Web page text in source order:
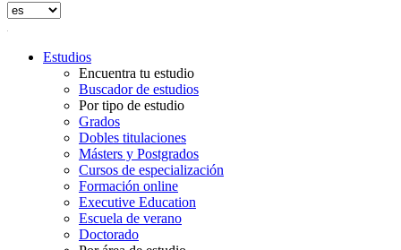
Estudios
Encuentra tu estudio
Buscador de estudios
Por tipo de estudio
Grados
Dobles titulaciones
Másters y Postgrados
Cursos de especialización
Formación online
Executive Education
Escuela de verano
Doctorado